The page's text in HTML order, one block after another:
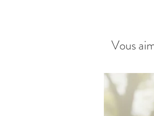
Vous